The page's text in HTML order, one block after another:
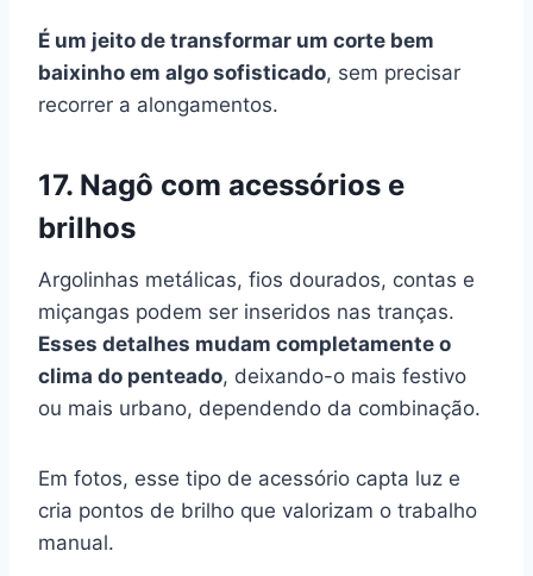
É um jeito de transformar um corte bem
baixinho em algo sofisticado, sem precisar
recorrer a alongamentos.
17. Nagô com acessórios e
brilhos
Argolinhas metálicas, fios dourados, contas e
miçangas podem ser inseridos nas tranças.
Esses detalhes mudam completamente o
clima do penteado, deixando-o mais festivo
ou mais urbano, dependendo da combinação.
Em fotos, esse tipo de acessório capta luz e
cria pontos de brilho que valorizam o trabalho
manual.